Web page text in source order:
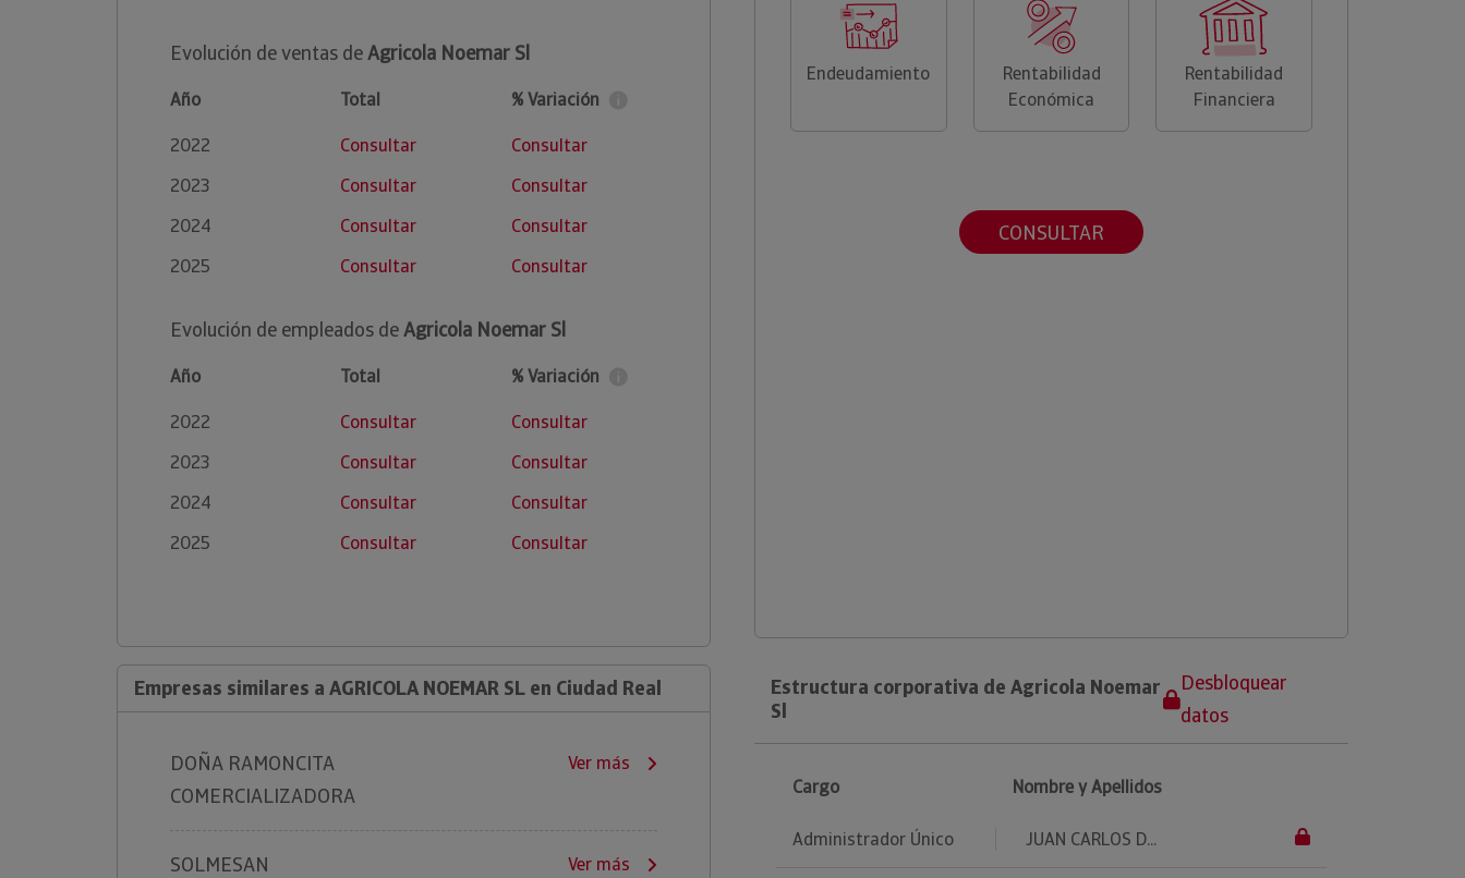
Evolución de ventas deAgricola Noemar Sl
Año Total
% Variación
2022
Consultar
Consultar
2023
Consultar
Consultar
2024
Consultar
Consultar
2025
Consultar Consultar
Evolución de empleados deAgricola Noemar Sl
Año Total
% Variación
2022
Consultar
Consultar
2023
Consultar
Consultar
2024
Consultar
Consultar
2025
Consultar Consultar
Empresas similares a AGRICOLA NOEMAR SL en Ciudad Real
DOÑA RAMONCITA
COMERCIALIZADORA
Ver más
SOLMESAN Ver más
Endeudamiento
Rentabilidad
Económica
Rentabilidad
Financiera
CONSULTAR
Estructura corporativa de Agricola Noemar
Sl
Desbloquear
datos
Cargo Nombre y Apellidos
Administrador Único JUAN CARLOS D...